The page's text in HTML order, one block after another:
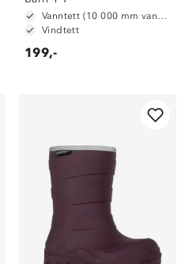
Vanntett (10 000 mm vannsøyle)
Vindtett
199,-